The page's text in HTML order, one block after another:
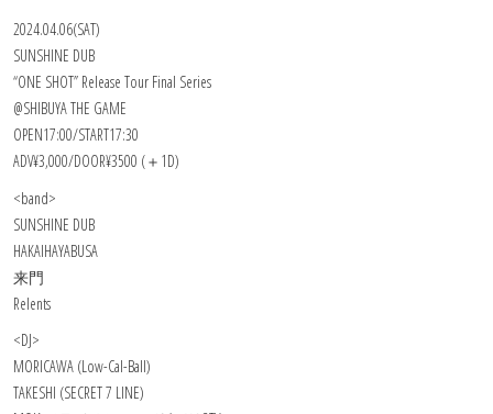
2024.04.06(SAT)
SUNSHINE DUB
“ONE SHOT” Release Tour Final Series
@SHIBUYA THE GAME
OPEN17:00/START17:30
ADV¥3,000/DOOR¥3500 (＋1D)
<band>
SUNSHINE DUB
HAKAIHAYABUSA
来門
Relents
<DJ>
MORICAWA (Low-Cal-Ball)
TAKESHI (SECRET 7 LINE)